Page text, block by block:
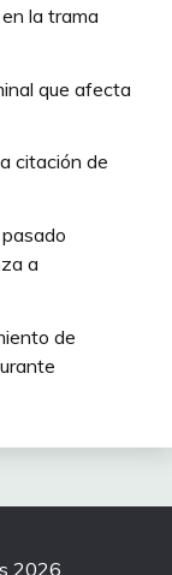
la trama
que afecta
citación de
a
de
2026.